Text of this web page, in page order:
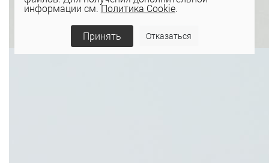
информации см.Политика Cookie.
Принять Отказаться